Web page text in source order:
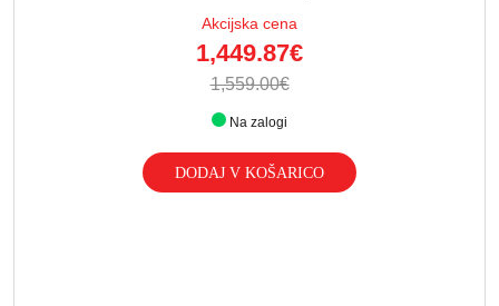
Akcijska cena
1,449.87€
1,559.00€
Na zalogi
DODAJ V KOŠARICO